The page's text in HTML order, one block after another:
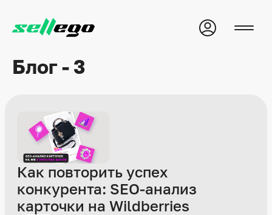
Блог - 3
Как повторить успех
конкурента: SEO-анализ
карточки на Wildberries